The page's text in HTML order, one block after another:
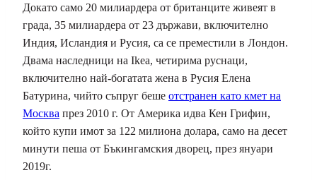
Докато само 20 милиардера от британците живеят в
града, 35 милиардера от 23 държави, включително
Индия, Исландия и Русия, са се преместили в Лондон.
Двама наследници на Ikea, четирима руснаци,
включително най-богатата жена в Русия Елена
Батурина, чийто съпруг беше отстранен като кмет на
Москва през 2010 г. От Америка идва Кен Грифин,
който купи имот за 122 милиона долара, само на десет
минути пеша от Бъкингамския дворец, през януари
2019г.